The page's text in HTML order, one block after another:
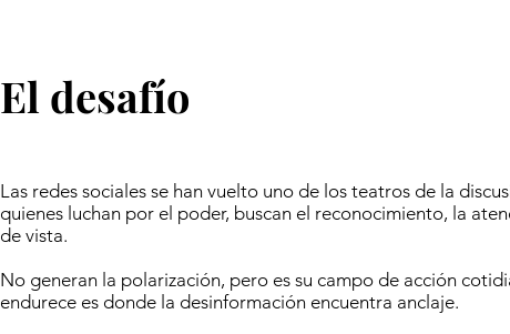
El desafío
Las redes sociales se han vuelto uno de los teatros de la
quienes luchan por el poder, buscan el reconocimiento, la
de vista.
No generan la polarización, pero es su campo de acción
endurece es donde la desinformación encuentra anclaje.